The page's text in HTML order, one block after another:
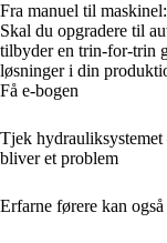
Fra manuel til
Skal du opgradere til
tilbyder en trin-for-trin
løsninger i din
Få e-bogen
Tjek
bliver et problem
Erfarne førere kan